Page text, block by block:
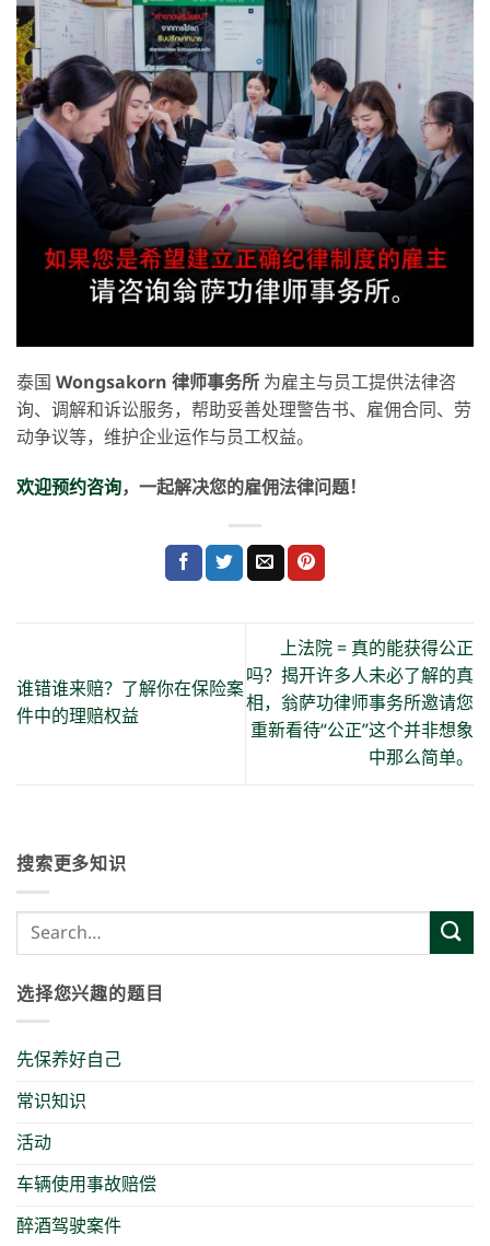
泰国 Wongsakorn 律师事务所 为雇主与员工提供法律咨
询、调解和诉讼服务，帮助妥善处理警告书、雇佣合同、劳
动争议等，维护企业运作与员工权益。
欢迎预约咨询，一起解决您的雇佣法律问题！
谁错谁来赔？了解你在保险案
件中的理赔权益
上法院 = 真的能获得公正
吗？揭开许多人未必了解的真
相，翁萨功律师事务所邀请您
重新看待“公正”这个并非想象
中那么简单。
搜索更多知识
选择您兴趣的题目
先保养好自己
常识知识
活动
车辆使用事故赔偿
醉酒驾驶案件